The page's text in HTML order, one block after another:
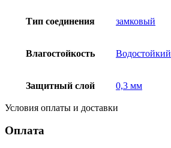
Тип соединения замковый
Влагостойкость Водостойкий
Защитный слой 0,3 мм
Условия оплаты и доставки
Оплата